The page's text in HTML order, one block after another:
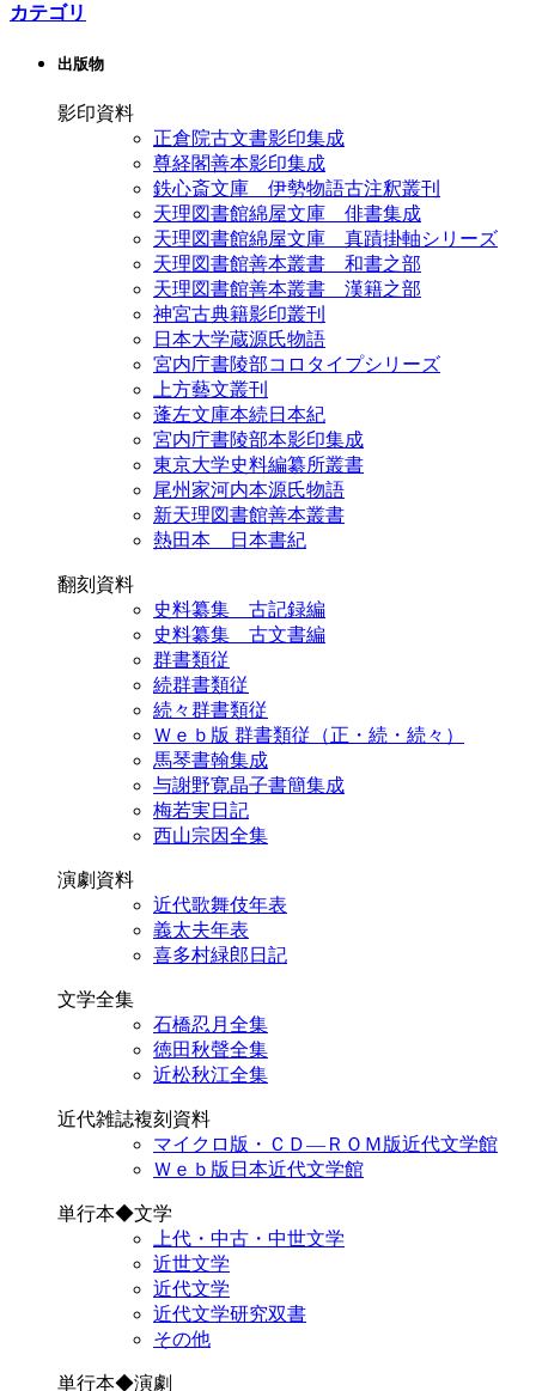
カテゴリ
出版物
影印資料
正倉院古文書影印集成
尊経閣善本影印集成
鉄心斎文庫 伊勢物語古注釈叢刊
天理図書館綿屋文庫 俳書集成
天理図書館綿屋文庫 真蹟掛軸シリーズ
天理図書館善本叢書 和書之部
天理図書館善本叢書 漢籍之部
神宮古典籍影印叢刊
日本大学蔵源氏物語
宮内庁書陵部コロタイプシリーズ
上方藝文叢刊
蓬左文庫本続日本紀
宮内庁書陵部本影印集成
東京大学史料編纂所叢書
尾州家河内本源氏物語
新天理図書館善本叢書
熱田本 日本書紀
翻刻資料
史料纂集 古記録編
史料纂集 古文書編
群書類従
続群書類従
続々群書類従
Ｗｅｂ版 群書類従（正・続・続々）
馬琴書翰集成
与謝野寛晶子書簡集成
梅若実日記
西山宗因全集
演劇資料
近代歌舞伎年表
義太夫年表
喜多村緑郎日記
文学全集
石橋忍月全集
徳田秋聲全集
近松秋江全集
近代雑誌複刻資料
マイクロ版・ＣＤ―ＲＯＭ版近代文学館
Ｗｅｂ版日本近代文学館
単行本◆文学
上代・中古・中世文学
近世文学
近代文学
近代文学研究双書
その他
単行本◆演劇